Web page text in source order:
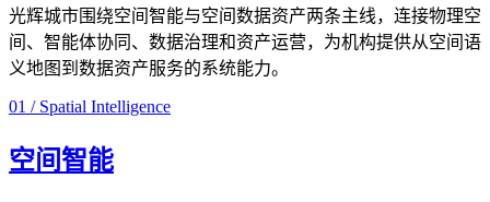
光辉城市围绕空间智能与空间数据资产两条主线，连接物理空
间、智能体协同、数据治理和资产运营，为机构提供从空间语
义地图到数据资产服务的系统能力。
01 / Spatial Intelligence
空间智能